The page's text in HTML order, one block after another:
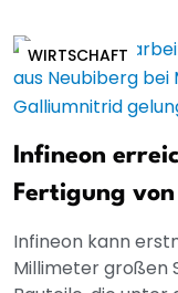
WIRTSCHAFT
Infineon
Fertigung
Infineon kann
Millimeter großen